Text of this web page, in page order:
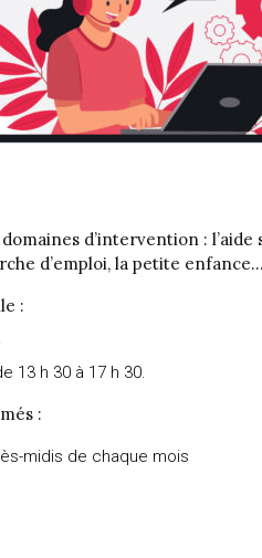
d’intervention : l’aide
d’emploi, la petite enfance…
:
13 h 30 à 17 h 30.
:
midis de chaque mois